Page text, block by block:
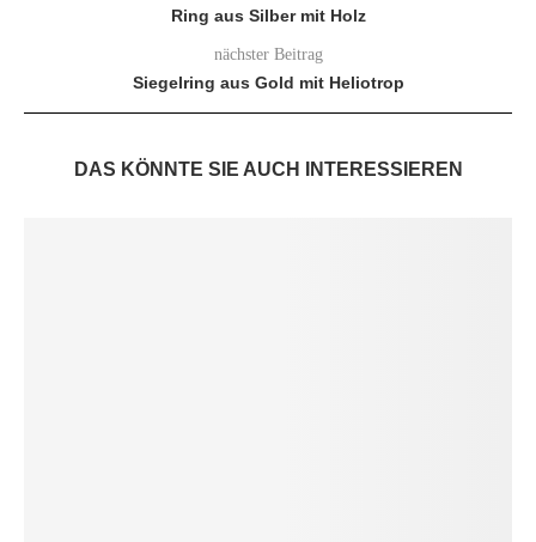
Ring aus Silber mit Holz
nächster Beitrag
Siegelring aus Gold mit Heliotrop
DAS KÖNNTE SIE AUCH INTERESSIEREN